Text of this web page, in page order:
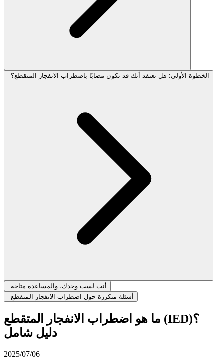
الخطوة الأولى: هل تعتقد أنك قد تكون مصابًا باضطراب الانفجار المتقطع؟
أنت لست وحدك، والمساعدة متاحة
أسئلة متكررة حول اضطراب الانفجار المتقطع
ما هو اضطراب الانفجار المتقطع (IED)؟
دليل شامل
2025/07/06